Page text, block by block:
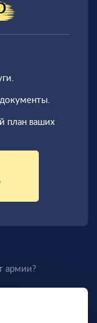
план ваших
армии?